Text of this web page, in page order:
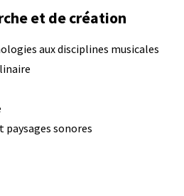
et de création
aux disciplines musicales
paysages sonores